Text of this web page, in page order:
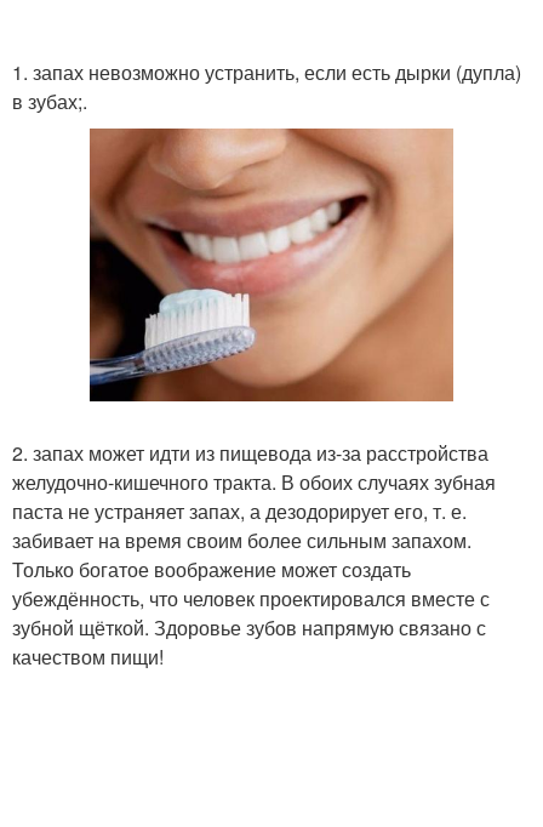
1. запах невозможно устранить, если есть дырки (дупла)
в зубах;.
2. запах может идти из пищевода из-за расстройства
желудочно-кишечного тракта. В обоих случаях зубная
паста не устраняет запах, а дезодорирует его, т. е.
забивает на время своим более сильным запахом.
Только богатое воображение может создать
убеждённость, что человек проектировался вместе с
зубной щёткой. Здоровье зубов напрямую связано с
качеством пищи!